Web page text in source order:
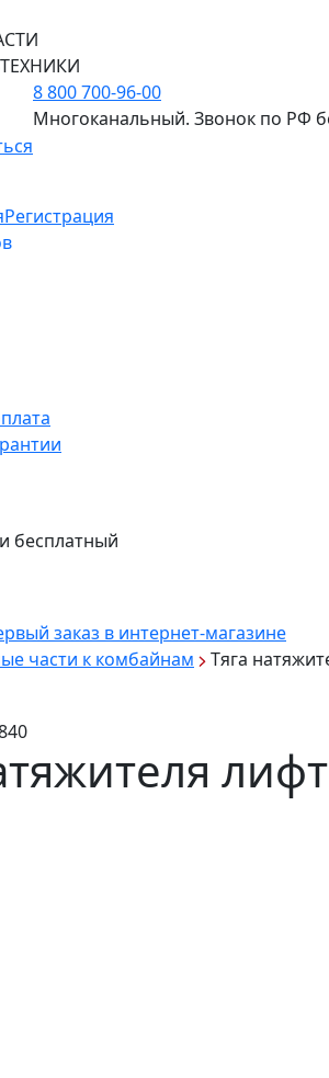
8 800 700-96-00
Многоканальный. Звонок по РФ
Регистрация
бесплатный
заказ в интернет-магазине
части к комбайнам Тяга